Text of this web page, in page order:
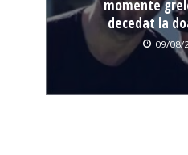
momente
decedat la
09/08/